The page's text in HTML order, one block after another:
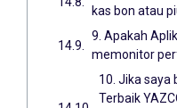
kas bon atau
9. Apakah
memonitor
10. Jika saya
Terbaik